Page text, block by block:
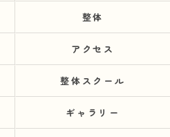
整体
アクセス
整体スクール
ギャラリー